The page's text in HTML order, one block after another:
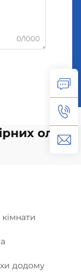
0/1000
олій
додому